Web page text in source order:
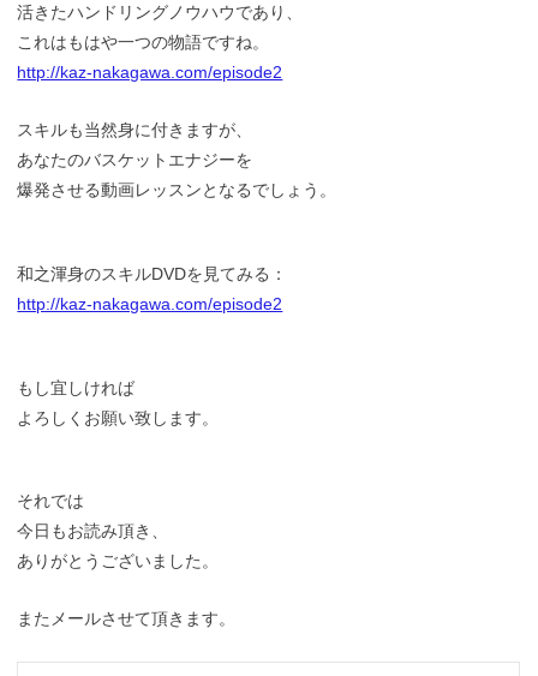
活きたハンドリングノウハウであり、
これはもはや一つの物語ですね。
http://kaz-nakagawa.com/episode2
スキルも当然身に付きますが、
あなたのバスケットエナジーを
爆発させる動画レッスンとなるでしょう。
和之渾身のスキルDVDを見てみる：
http://kaz-nakagawa.com/episode2
もし宜しければ
よろしくお願い致します。
それでは
今日もお読み頂き、
ありがとうございました。
またメールさせて頂きます。